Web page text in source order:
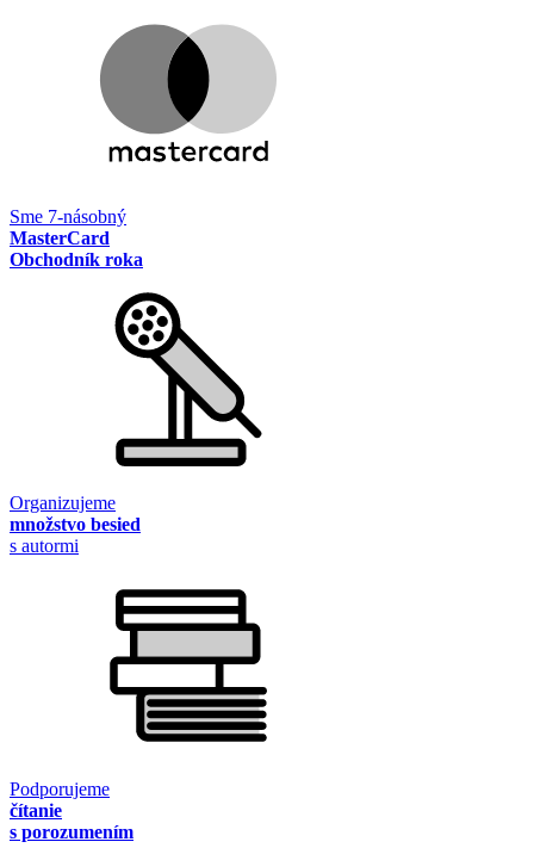
Sme 7-násobný
MasterCard
Obchodník roka
Organizujeme
množstvo besied
s autormi
Podporujeme
čítanie
s porozumením